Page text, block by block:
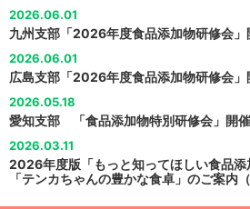
2026.06.01
九州支部「2026年度食品添加物研修会」
2026.06.01
広島支部「2026年度食品添加物研修会」
2026.05.18
愛知支部 「食品添加物特別研修会」開
2026.03.11
2026年度版「もっと知ってほしい食品添
「テンカちゃんの豊かな食卓」のご案内